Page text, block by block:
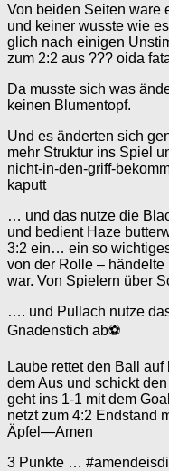
Von beiden Seiten ware
und keiner wusste wie
glich nach einigen
zum 2:2 aus ??? oida
Da musste sich was
keinen Blumentopf.
Und es änderten sich
mehr Struktur ins Spiel
nicht-in-den-griff-
kaputt
… und das nutze die
und bedient Haze
3:2 ein… ein so
von der Rolle –
war. Von Spielern über
…. und Pullach nutze
Gnadenstich ab⚽️
Laube rettet den Ball
dem Aus und schickt
geht ins 1-1 mit dem
netzt zum 4:2
Äpfel—Amen
3 Punkte …